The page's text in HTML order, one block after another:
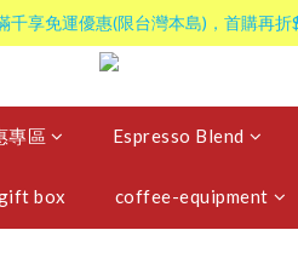
千享免運優惠(限台灣本島)，首購再
專區 Espresso Blend
box coffee-equipment